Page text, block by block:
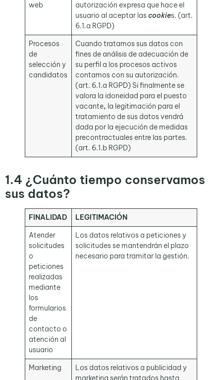
web
autorización expresa que hace el
usuario al aceptar lascookies. (art.
6.1.a RGPD)
Procesos
de
selección y
candidatos
Cuando tratamos sus datos con
fines de análisis de adecuación de
su perfil a los procesos activos
contamos con su autorización.
(art. 6.1.a RGPD) Si finalmente se
valora la idoneidad para el puesto
vacante, la legitimación para el
tratamiento de sus datos vendrá
dada por la ejecución de medidas
precontractuales entre las partes.
(art. 6.1.b RGPD)
1.4 ¿Cuánto tiempo conservamos
sus datos?
FINALIDAD
LEGITIMACIÓN
Atender
solicitudes
o
peticiones
realizadas
mediante
los
formularios
de
contacto o
atención al
usuario
Los datos relativos a peticiones y
solicitudes se mantendrán el plazo
necesario para tramitar la gestión.
Marketing
Los datos relativos a publicidad y
marketing serán tratados hasta